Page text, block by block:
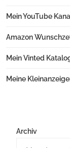
Mein YouTube
Amazon
Mein Vinted
Meine
Archiv